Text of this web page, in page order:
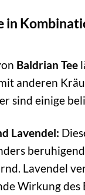
in
Baldrian Tee
anderen
sind einige
Lavendel:
Lavendel
Wirkung des